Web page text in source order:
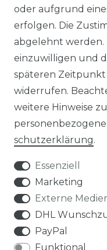
HERSTELLER
REFERENZEN
VERTRAG
oder aufgrund
erfolgen. Die
abgelehnt werden.
einzuwilligen und
späteren
widerrufen.
weitere Hinweise
schutz­erklärung.
Essenziell
Marketing
Externe
DHL
PayPal
Funktional